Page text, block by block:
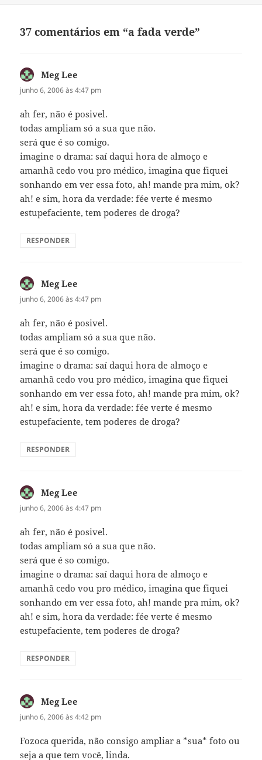
37 comentários em “a fada verde”
Meg Lee
junho 6, 2006 às 4:47 pm
ah fer, não é posivel.
todas ampliam só a sua que não.
será que é so comigo.
imagine o drama: saí daqui hora de almoço e
amanhã cedo vou pro médico, imagina que fiquei
sonhando em ver essa foto, ah! mande pra mim, ok?
ah! e sim, hora da verdade: fée verte é mesmo
estupefaciente, tem poderes de droga?
RESPONDER
Meg Lee
junho 6, 2006 às 4:47 pm
ah fer, não é posivel.
todas ampliam só a sua que não.
será que é so comigo.
imagine o drama: saí daqui hora de almoço e
amanhã cedo vou pro médico, imagina que fiquei
sonhando em ver essa foto, ah! mande pra mim, ok?
ah! e sim, hora da verdade: fée verte é mesmo
estupefaciente, tem poderes de droga?
RESPONDER
Meg Lee
junho 6, 2006 às 4:47 pm
ah fer, não é posivel.
todas ampliam só a sua que não.
será que é so comigo.
imagine o drama: saí daqui hora de almoço e
amanhã cedo vou pro médico, imagina que fiquei
sonhando em ver essa foto, ah! mande pra mim, ok?
ah! e sim, hora da verdade: fée verte é mesmo
estupefaciente, tem poderes de droga?
RESPONDER
Meg Lee
junho 6, 2006 às 4:42 pm
Fozoca querida, não consigo ampliar a *sua* foto ou
seja a que tem você, linda.